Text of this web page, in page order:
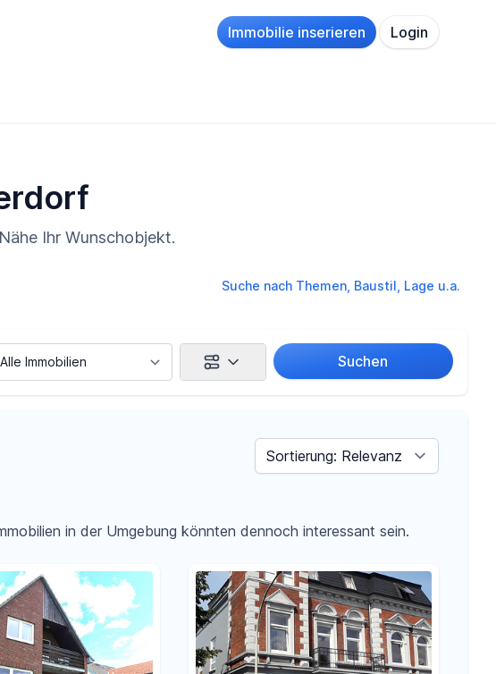
Immobilie inserieren Login
Ihr Wunschobjekt.
Suche nach Themen, Baustil, Lage u.a.
Suchen
Sortieren nach
in der Umgebung könnten dennoch interessant sein.